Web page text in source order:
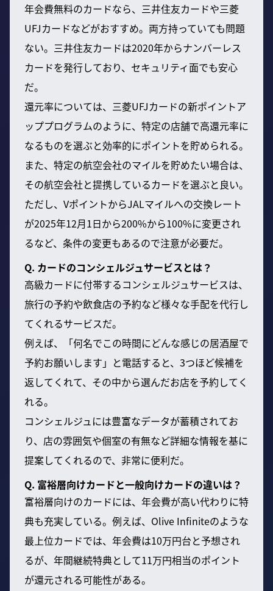
年会費無料のカードなら、三井住友カードや三菱
UFJカードなどがおすすめ。両方持っていても問題
ない。三井住友カードは2020年からナンバーレス
カードを発行しており、セキュリティ面でも安心
だ。
還元率については、三菱UFJカードの新ポイントア
ッププログラムのように、特定の店舗で高還元率に
なるものを選ぶと効率的にポイントを貯められる。
また、特定の航空会社のマイルを貯めたい場合は、
その航空会社と提携しているカードを選ぶと良い。
ただし、VポイントからJALマイルへの交換レート
が2025年12月1日から200%から100%に変更され
るなど、条件の変更もあるので注意が必要だ。
Q. カードのコンシェルジュサービスとは？
高級カードに付帯するコンシェルジュサービスは、
旅行の予約や飲食店の予約など様々な手配を代行し
てくれるサービスだ。
例えば、「何名でこの時間にどんな感じの居酒屋で
予約お願いします」と電話すると、3つほど候補を
返してくれて、その中から選んだお店を予約してく
れる。
コンシェルジュには豊富なデータが蓄積されてお
り、店の雰囲気や個室の有無など詳細な情報を基に
提案してくれるので、非常に便利だ。
Q. 富裕層向けカードと一般向けカードの違いは？
富裕層向けのカードには、年会費が高い代わりに特
典も充実している。例えば、Olive Infiniteのような
最上位カードでは、年会費は10万円台と予想され
るが、年間継続特典として11万円相当のポイント
が還元される可能性がある。